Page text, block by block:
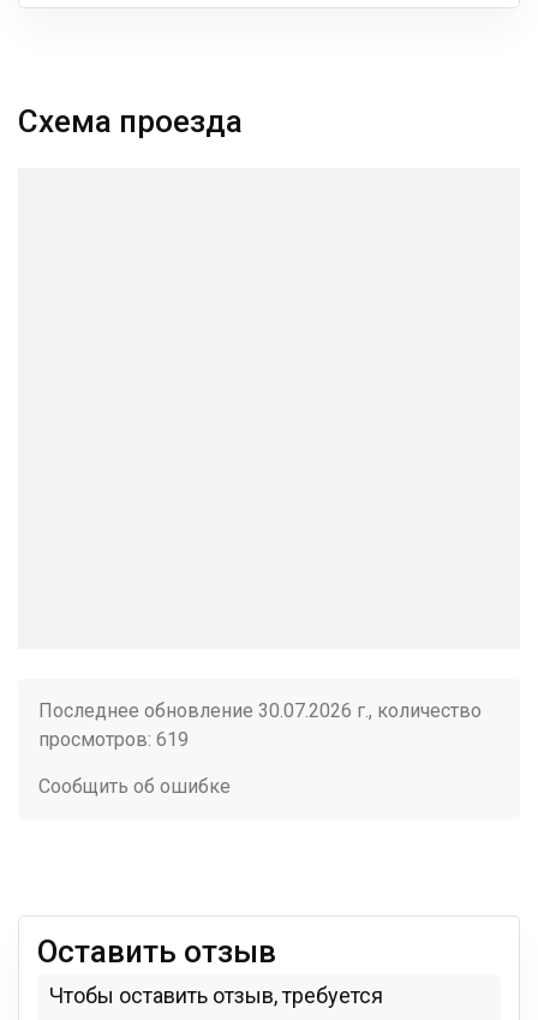
Схема проезда
Последнее обновление 30.07.2026 г., количество
просмотров: 619
Сообщить об ошибке
Оставить отзыв
Чтобы оставить отзыв, требуется